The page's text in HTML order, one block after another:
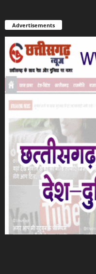
Advertisements